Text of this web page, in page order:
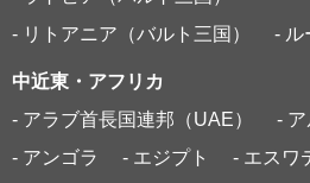
- リトアニア（バルト三国）
- ル
中近東・アフリカ
- アラブ首長国連邦（UAE）
-
- アンゴラ
- エジプト
- エスワ